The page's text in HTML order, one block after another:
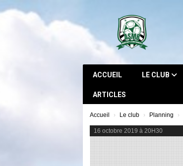
ACCUEIL LE CLUB
ARTICLES
Accueil Le club Planning
16 octobre 2019 à 20H30